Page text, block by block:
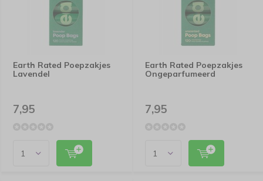
Earth Rated Poepzakjes
Lavendel
7,95
Earth Rated Poepzakjes
Ongeparfumeerd
7,95